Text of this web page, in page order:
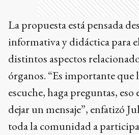
La propuesta está pensada
informativa y didáctica para
distintos aspectos
órganos. “Es importante que
escuche, haga preguntas,
dejar un mensaje”, enfatizó
toda la comunidad a